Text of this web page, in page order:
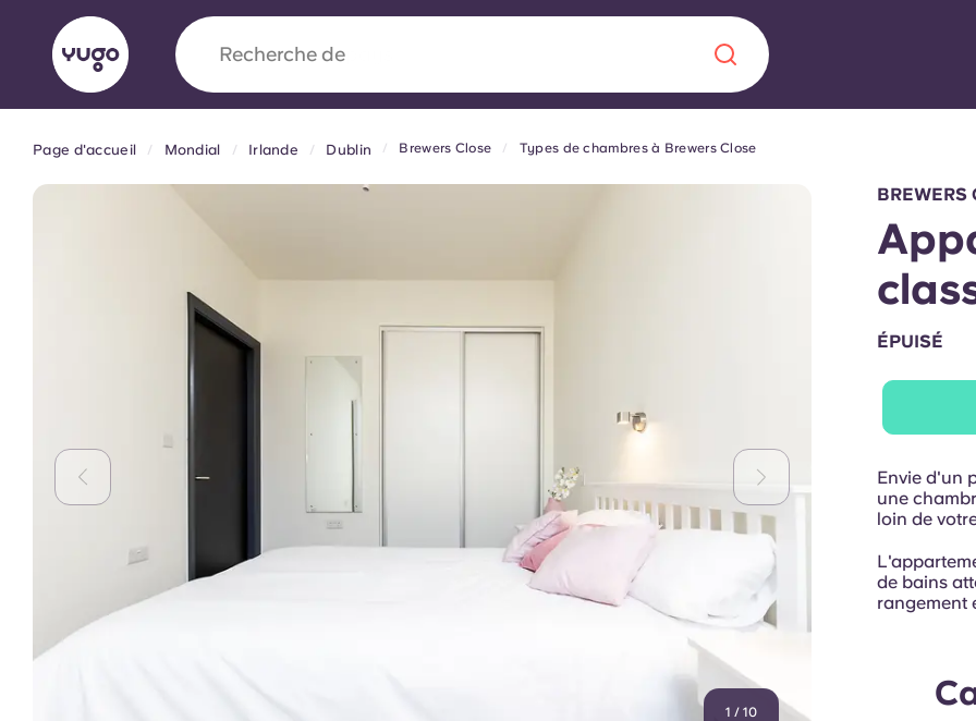
Recherche de
À proposLieuxPlus
Yugo x VCARB : À l'avant-garde d'une
nouvelle ère pour le logement étudiant
Yugo Le partenariat novateur de [nom de l'entreprise] avec
VCARB alimente l'innovation, l'ambition et des moments
inoubliables pour les étudiants.
English (GB) English (US) Chinese
Page d'accueil Mondial Irlande Dublin Brewers Close Types de chambres à Brewers Close
1 / 10
BREWERS
ÉPUISÉ
Envie d'un
une
loin de
de bains
rangement